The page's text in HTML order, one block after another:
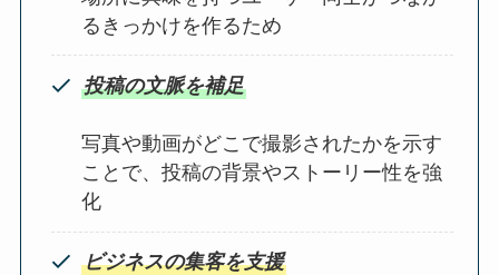
るきっかけを作るため
投稿の文脈を補足
写真や動画がどこで撮影されたかを示す
ことで、投稿の背景やストーリー性を強
化
ビジネスの集客を支援